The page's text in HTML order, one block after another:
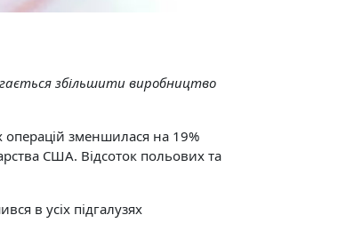
збільшити виробництво
операцій зменшилася на 19%
США. Відсоток польових та
в усіх підгалузях